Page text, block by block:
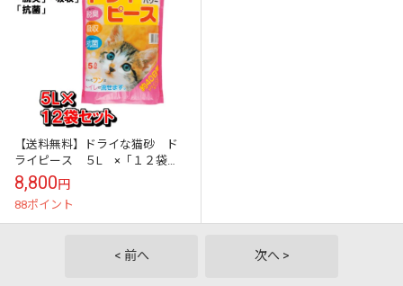
【送料無料】ドライな猫砂 ド
ライピース ５L ×「１２袋セ
ット」
8,800円
88ポイント
< 前へ 次へ >